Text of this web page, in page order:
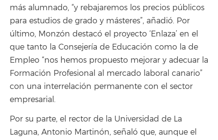
más alumnado, “y rebajaremos los precios públicos
para estudios de grado y másteres”, añadió. Por
último, Monzón destacó el proyecto ‘Enlaza’ en el
que tanto la Consejería de Educación como la de
Empleo “nos hemos propuesto mejorar y adecuar la
Formación Profesional al mercado laboral canario”
con una interrelación permanente con el sector
empresarial.
Por su parte, el rector de la Universidad de La
Laguna, Antonio Martinón, señaló que, aunque el